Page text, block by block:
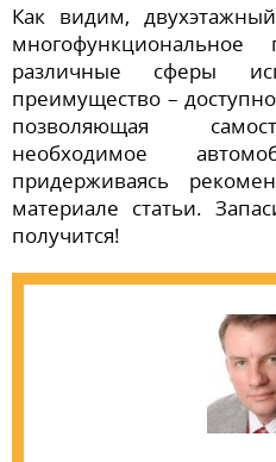
Как видим,
различные сферы
преимущество –
позволяющая
необходимое
придерживаясь
материале статьи.
получится!